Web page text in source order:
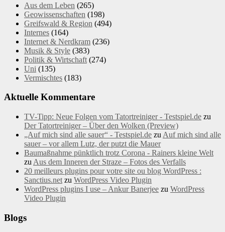
Aus dem Leben (265)
Geowissenschaften (198)
Greifswald & Region (494)
Internes (164)
Internet & Nerdkram (236)
Musik & Style (383)
Politik & Wirtschaft (274)
Uni (135)
Vermischtes (183)
Aktuelle Kommentare
TV-Tipp: Neue Folgen vom Tatortreiniger - Testspiel.de zu
Der Tatortreiniger – Über den Wolken (Preview)
„Auf mich sind alle sauer“ - Testspiel.de zu Auf mich sind alle
sauer – vor allem Lutz, der putzt die Mauer
Baumaßnahme pünktlich trotz Corona - Rainers kleine Welt
zu Aus dem Inneren der Straze – Fotos des Verfalls
20 meilleurs plugins pour votre site ou blog WordPress :
Sanctius.net zu WordPress Video Plugin
WordPress plugins I use – Ankur Banerjee zu WordPress
Video Plugin
Blogs